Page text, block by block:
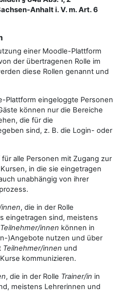
Anhalt i. V. m. Art. 6
einer Moodle-Plattform
der übertragenen Rolle im
diese Rollen genannt und
Plattform eingeloggte Personen
können nur die Bereiche
die für die
sind, z. B. die Login- oder
alle Personen mit Zugang zur
in die sie eingetragen
unabhängig von ihrer
, die in der Rolle
eingetragen sind, meistens
Teilnehmer/innen können in
)Angebote nutzen und über
Teilnehmer/innen und
kommunizieren.
, die in der Rolle Trainer/in in
meistens Lehrerinnen und